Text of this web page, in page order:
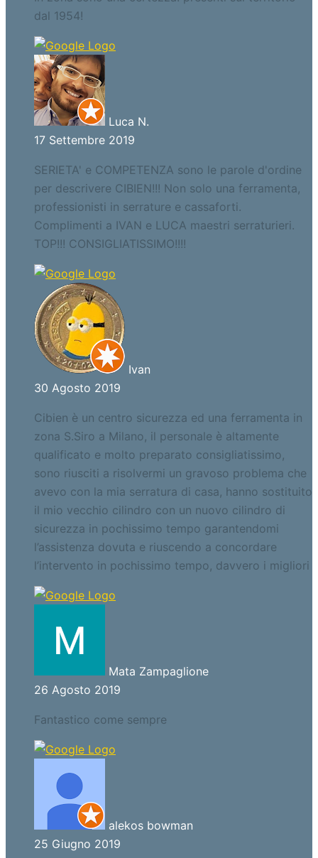
dal 1954!
Luca N.
17 Settembre 2019
SERIETA' e COMPETENZA sono le parole d'ordine
per descrivere CIBIEN!!! Non solo una ferramenta,
professionisti in serrature e cassaforti.
Complimenti a IVAN e LUCA maestri serraturieri.
TOP!!! CONSIGLIATISSIMO!!!!
Ivan
30 Agosto 2019
Cibien è un centro sicurezza ed una ferramenta in
zona S.Siro a Milano, il personale è altamente
qualificato e molto preparato consigliatissimo,
sono riusciti a risolvermi un gravoso problema che
avevo con la mia serratura di casa, hanno sostituito
il mio vecchio cilindro con un nuovo cilindro di
sicurezza in pochissimo tempo garantendomi
l’assistenza dovuta e riuscendo a concordare
l’intervento in pochissimo tempo, davvero i migliori
Mata Zampaglione
26 Agosto 2019
Fantastico come sempre
alekos bowman
25 Giugno 2019